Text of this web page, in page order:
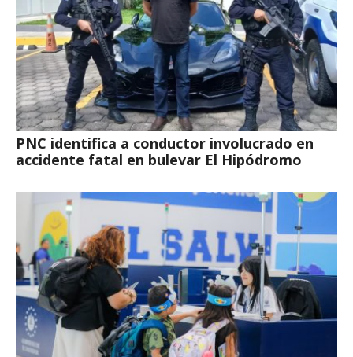
PNC identifica a conductor involucrado en
accidente fatal en bulevar El Hipódromo